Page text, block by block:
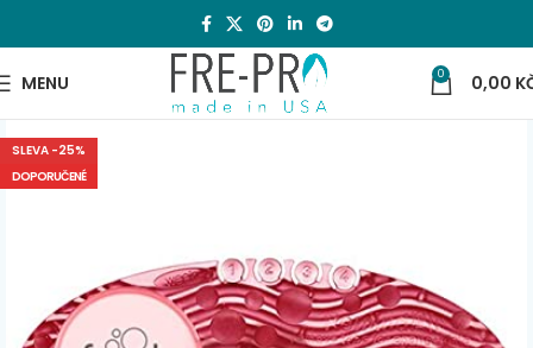
MENU 0 0,00
SLEVA -25%
DOPORUČENÉ